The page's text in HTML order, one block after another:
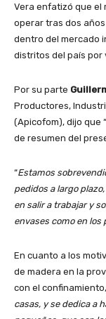
Vera enfatizó que el
operar tras dos
dentro del mercado
distritos del país por
Por su parte
Productores,
(Apicofom), dijo que
de resumen del
“Estamos
pedidos a largo
en salir a trabajar y
envases como en
En cuanto a los
de madera en la
con el confinamiento,
casas, y se dedica a